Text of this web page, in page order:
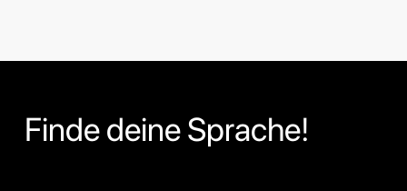
Finde deine Sprache!